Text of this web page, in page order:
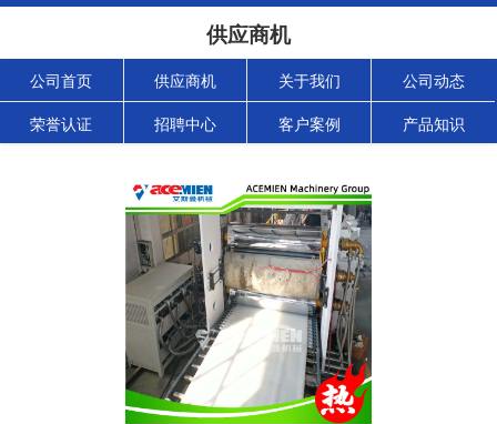
供应商机
公司首页 供应商机 关于我们 公司动态
荣誉认证 招聘中心 客户案例 产品知识